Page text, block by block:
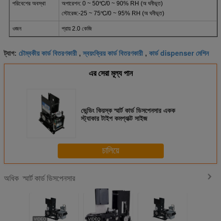
পরিবেশের অবস্থা
অপারেশন: 0 ~ 50℃/0 ~ 90% RH (অ ঘনীভূত)
স্টোরেজ:-25 ~ 75℃/0 ~ 95% RH (অ ঘনীভূত)
ওজন প্রায় 2.0 কেজি
ট্যাগ: চৌম্বকীয় কার্ড বিতরণকারী ,স্বয়ংক্রিয় কার্ড বিতরণকারী , কার্ড dispenser মেশিন
এর সেরা মূল্য পান
ভেন্ডিং কিয়স্ক স্মার্ট কার্ড ডিসপেনসার একক
স্ট্যাকার টাইপ কমপ্যাক্ট সাইজ
চালিয়ে
অধিকস্মার্ট কার্ড ডিসপেনসার